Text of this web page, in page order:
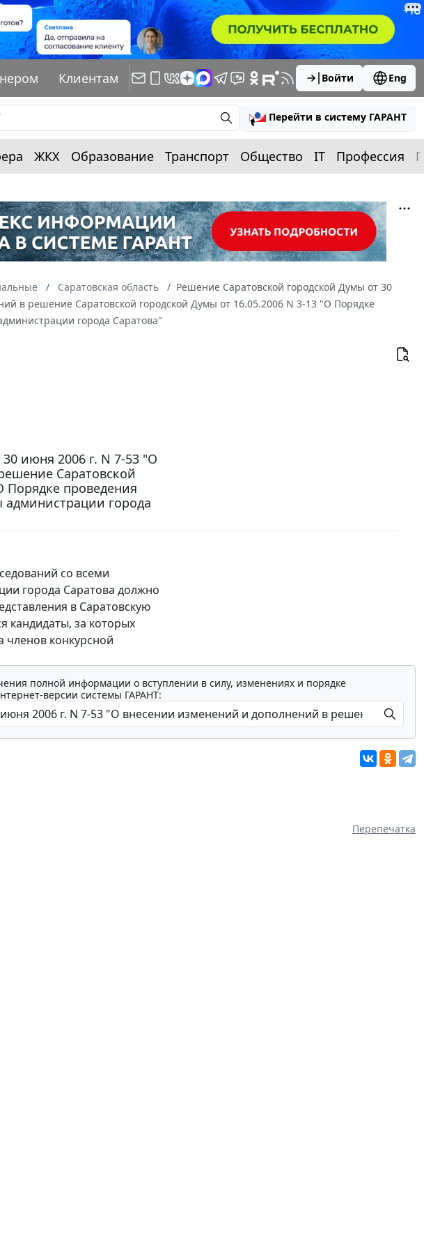
Клиентам Войти Eng
Перейти в систему ГАРАНТ
ЖКХ Образование Транспорт Общество IT Профессия
Саратовская область
Решение Саратовской городской Думы от 30
в решение Саратовской городской Думы от 16.05.2006 N 3-13 "О Порядке
города Саратова"
июня 2006 г. N 7-53 "О
Саратовской
Порядке проведения
администрации города
со всеми
города Саратова должно
в Саратовскую
кандидаты, за которых
членов конкурсной
полной информации о вступлении в силу, изменениях и порядке
версии системы ГАРАНТ:
Перепечатка